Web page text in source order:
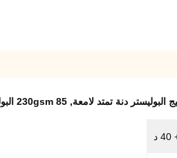
البوليستر دنة تمتد لامعة, 230gsm 85 البوليستر 15 دنة نسيج